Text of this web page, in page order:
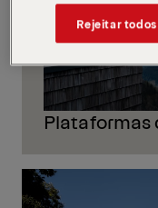
Plataformas
Rejeitar todos